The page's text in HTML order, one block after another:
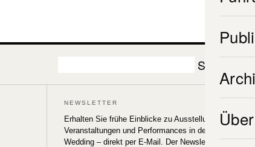
nach:
NEWSLETTER
Erhalten Sie frühe Einblicke zu Ausstellungen,
Veranstaltungen und Performances in der Galerie
Wedding – direkt per E-Mail. Der Newsletter